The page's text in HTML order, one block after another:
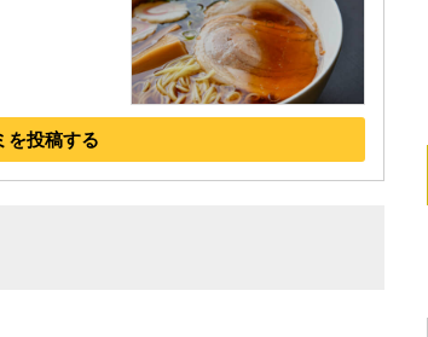
を投稿する